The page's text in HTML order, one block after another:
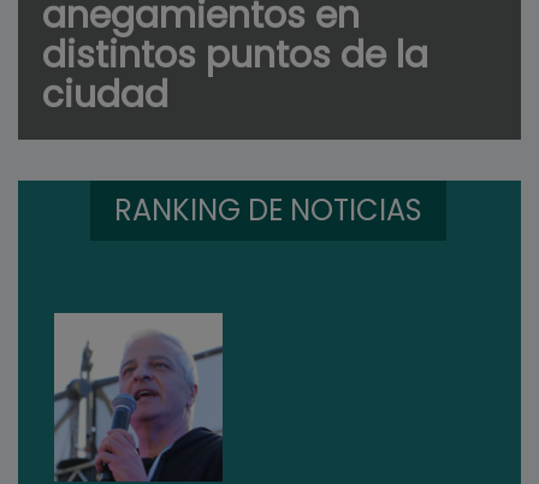
anegamientos en
distintos puntos de la
ciudad
RANKING DE NOTICIAS